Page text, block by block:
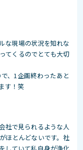
な現場の状況を知れな
てくるのでとても大切
、1企画終わったあと
す！笑
社で見られるような人
ほとんどないです。社